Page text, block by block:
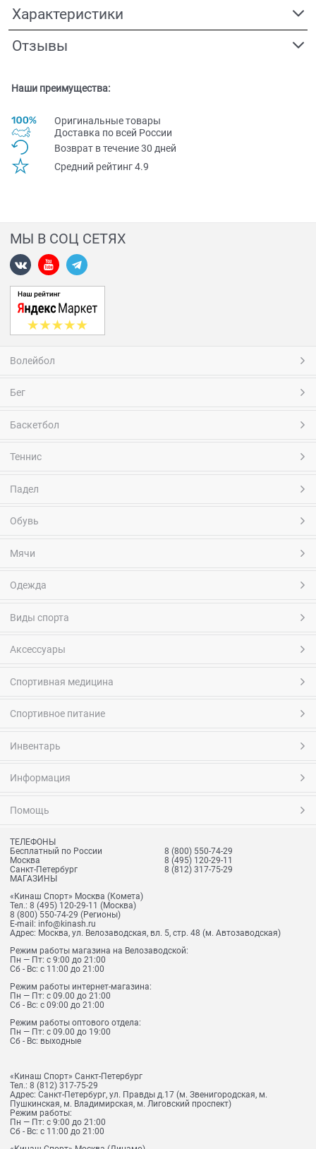
Характеристики
Отзывы
Наши преимущества:
Оригинальные товары
Доставка по всей Pоссии
Возврат в течение 30 дней
Средний рейтинг 4.9
МЫ В СОЦ СЕТЯХ
Волейбол
Бег
Баскетбол
Теннис
Падел
Обувь
Мячи
Одежда
Виды спорта
Аксессуары
Спортивная медицина
Спортивное питание
Инвентарь
Информация
Помощь
ТЕЛЕФОНЫ
Бесплатный по России
8 (800) 550-74-29
Москва
8 (495) 120-29-11
Санкт-Петербург
8 (812) 317-75-29
МАГАЗИНЫ
«Кинаш Спорт» Москва (Комета)
Тел.: 8 (495) 120-29-11 (Москва)
8 (800) 550-74-29 (Регионы)
E-mail: info@kinash.ru
Адрес: Москва, ул. Велозаводская, вл. 5, стр. 48 (м. Автозаводская)
Режим работы магазина на Велозаводской:
Пн — Пт: с 9:00 до 21:00
Сб - Вс: с 11:00 до 21:00
Режим работы интернет-магазина:
Пн — Пт: с 09.00 до 21:00
Сб - Вс: с 09:00 до 21:00
Режим работы оптового отдела:
Пн — Пт: с 09.00 до 19:00
Сб - Вс: выходные
«Кинаш Спорт» Санкт-Петербург
Тел.: 8 (812) 317-75-29
Адрес: Санкт-Петербург, ул. Правды д.17 (м. Звенигородская, м.
Пушкинская, м. Владимирская, м. Лиговский проспект)
Режим работы:
Пн — Пт: с 9:00 до 21:00
Сб - Вс: с 11:00 до 21:00